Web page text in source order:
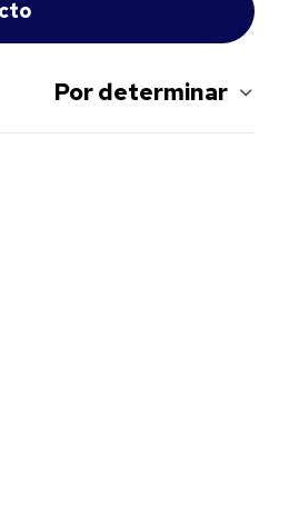
Por determinar